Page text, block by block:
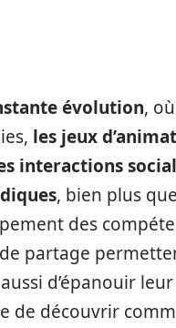
évolution,
les jeux
interactions
, bien plus
des
partage
d’épanouir
de découvrir